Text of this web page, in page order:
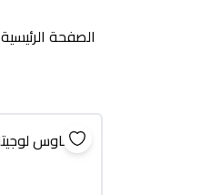
الصفحة الرئيسية